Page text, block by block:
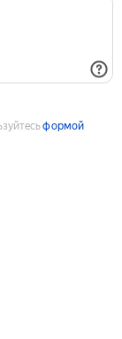
формой